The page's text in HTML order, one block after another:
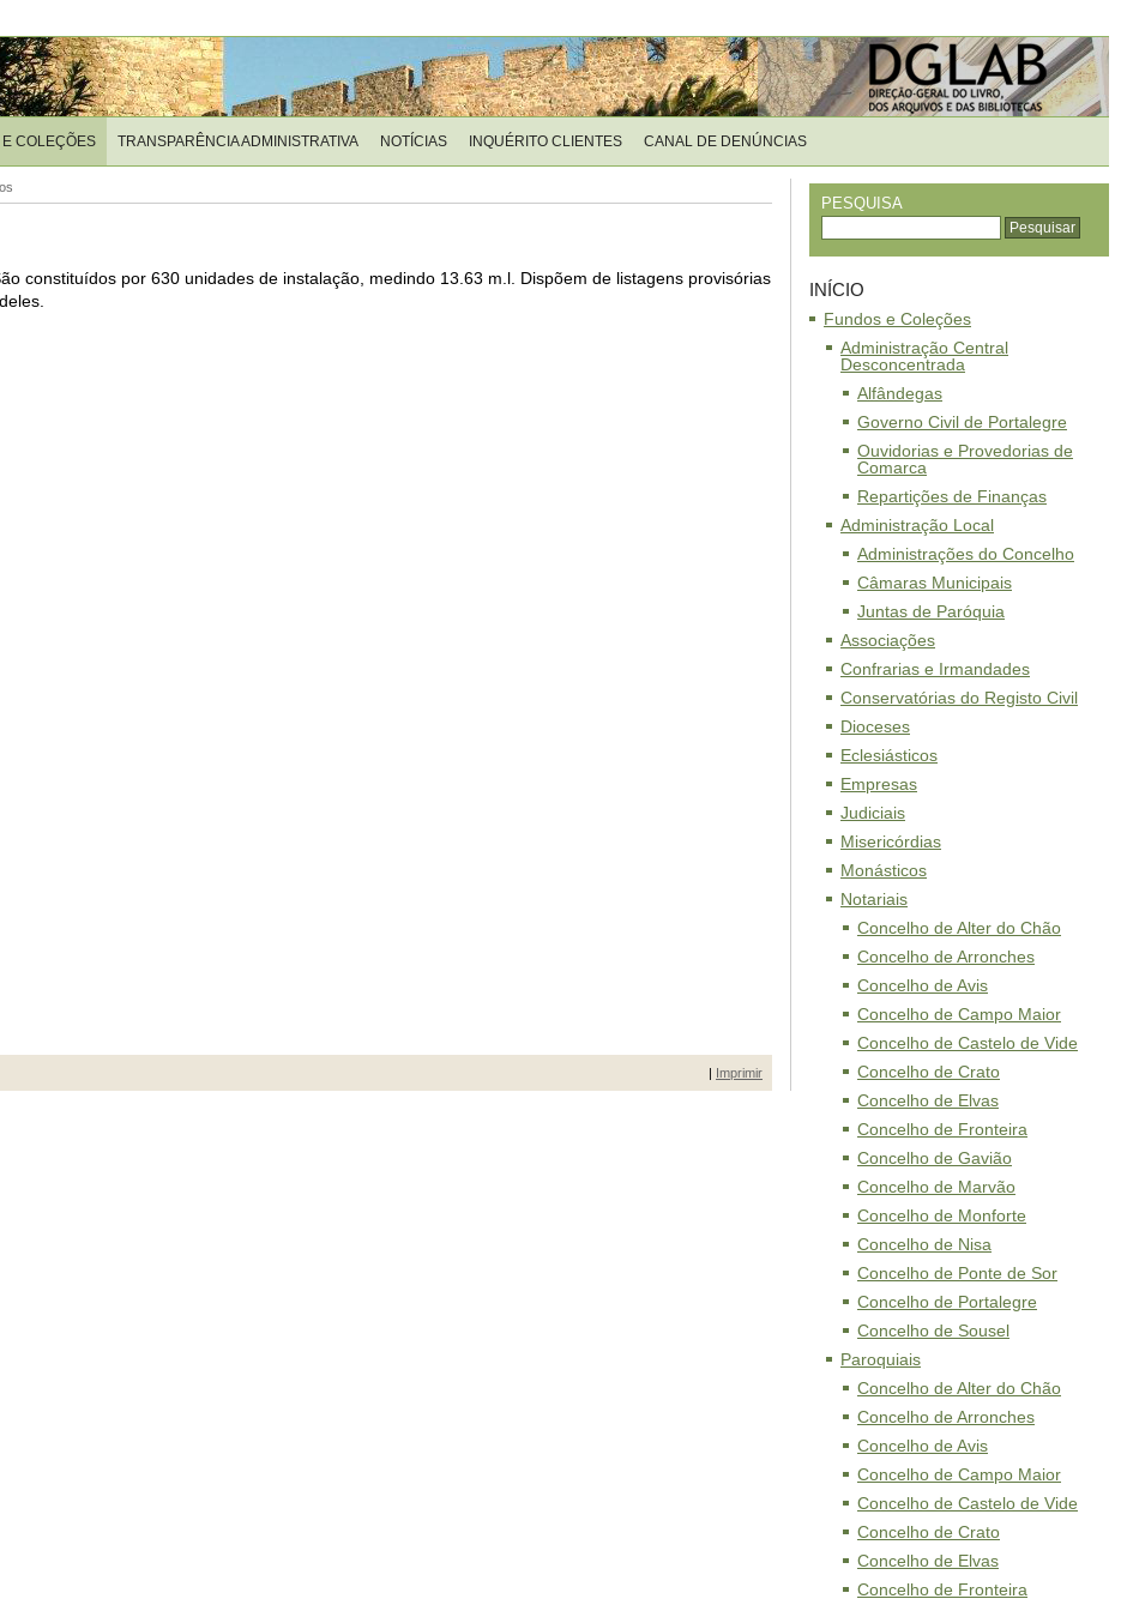
E COLEÇÕES TRANSPARÊNCIA ADMINISTRATIVA NOTÍCIAS INQUÉRITO CLIENTES CANAL DE DENÚNCIAS
constituídos por 630 unidades de instalação, medindo 13.63 m.l. Dispõem de listagens provisórias
| Imprimir
PESQUISA
INÍCIO
Fundos e Coleções
Administração Central
Desconcentrada
Alfândegas
Governo Civil de Portalegre
Ouvidorias e Provedorias de
Comarca
Repartições de Finanças
Administração Local
Administrações do Concelho
Câmaras Municipais
Juntas de Paróquia
Associações
Confrarias e Irmandades
Conservatórias do Registo Civil
Dioceses
Eclesiásticos
Empresas
Judiciais
Misericórdias
Monásticos
Notariais
Concelho de Alter do Chão
Concelho de Arronches
Concelho de Avis
Concelho de Campo Maior
Concelho de Castelo de Vide
Concelho de Crato
Concelho de Elvas
Concelho de Fronteira
Concelho de Gavião
Concelho de Marvão
Concelho de Monforte
Concelho de Nisa
Concelho de Ponte de Sor
Concelho de Portalegre
Concelho de Sousel
Paroquiais
Concelho de Alter do Chão
Concelho de Arronches
Concelho de Avis
Concelho de Campo Maior
Concelho de Castelo de Vide
Concelho de Crato
Concelho de Elvas
Concelho de Fronteira